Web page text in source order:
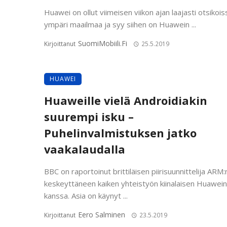
Huawei on ollut viimeisen viikon ajan laajasti
ympäri maailmaa ja syy siihen on Huawein ...
Kirjoittanut SuomiMobiili.fi 25.5.2019
HUAWEI
Huaweille vielä Androidiakin
suurempi isku –
Puhelinvalmistuksen jatko
vaakalaudalla
BBC on raportoinut brittiläisen piirisuunnittelija
keskeyttäneen kaiken yhteistyön kiinalaisen Huawein
kanssa. Asia on käynyt ...
Kirjoittanut Eero Salminen 23.5.2019